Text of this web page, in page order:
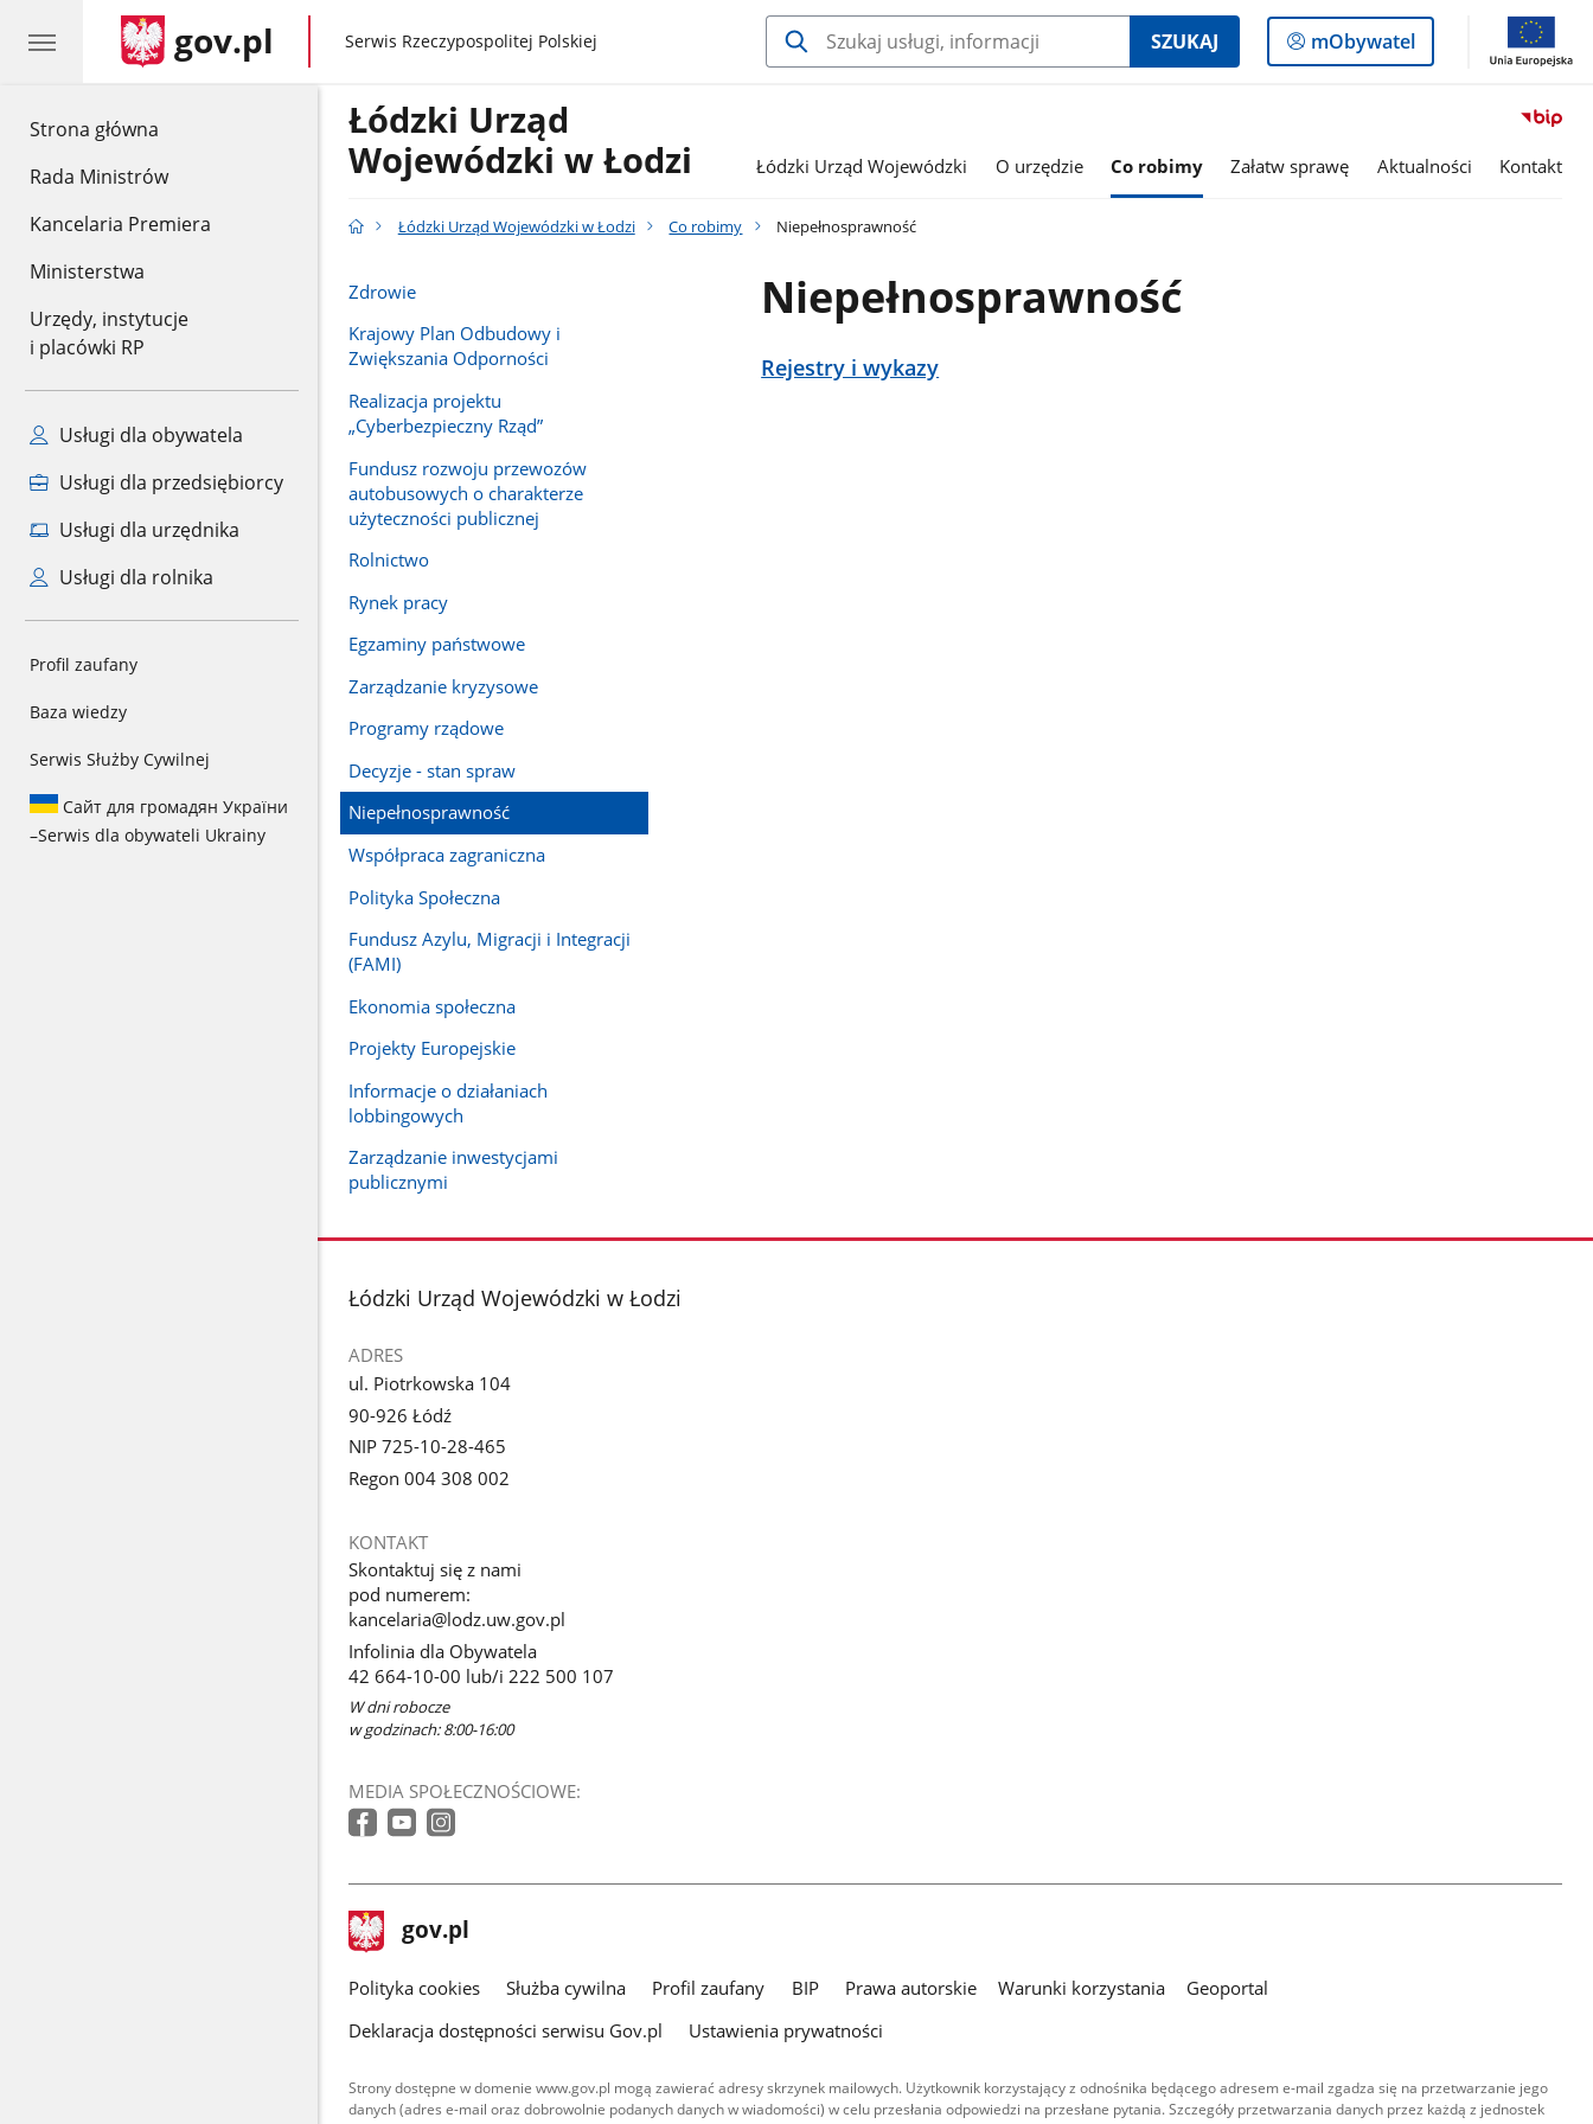
Strona główna
Rada Ministrów
Kancelaria Premiera
Ministerstwa
Urzędy, instytucje
i placówki RP
Usługi dla obywatela
Usługi dla przedsiębiorcy
Usługi dla urzędnika
Usługi dla rolnika
Profil zaufany
Baza wiedzy
Serwis Służby Cywilnej
Сайт для громадян України
–Serwis dla obywateli Ukrainy
gov.pl gov.pl
Serwis Rzeczypospolitej Polskiej SZUKAJ
Logowanie
do
mObywatel
Łódzki Urząd
Wojewódzki w Łodzi
Łódzki Urząd Wojewódzki O urzędzie Co robimy Załatw sprawę Aktualności Kontakt
Łódzki Urząd Wojewódzki w Łodzi Co robimy Niepełnosprawność
Zdrowie
Krajowy Plan Odbudowy i
Zwiększania Odporności
Realizacja projektu
„Cyberbezpieczny Rząd”
Fundusz rozwoju przewozów
autobusowych o charakterze
użyteczności publicznej
Rolnictwo
Rynek pracy
Egzaminy państwowe
Zarządzanie kryzysowe
Programy rządowe
Decyzje - stan spraw
Niepełnosprawność
Współpraca zagraniczna
Polityka Społeczna
Fundusz Azylu, Migracji i Integracji
(FAMI)
Ekonomia społeczna
Projekty Europejskie
Informacje o działaniach
lobbingowych
Zarządzanie inwestycjami
publicznymi
Niepełnosprawność
Rejestry i wykazy
stopka
Łódzki Urząd Wojewódzki w Łodzi
ADRES
ul. Piotrkowska 104
90-926 Łódź
NIP 725-10-28-465
Regon 004 308 002
KONTAKT
Skontaktuj się z nami
pod numerem:
kancelaria@lodz.uw.gov.pl
Infolinia dla Obywatela
42 664-10-00 lub/i 222 500 107
W dni robocze
w godzinach: 8:00-16:00
MEDIA SPOŁECZNOŚCIOWE:
stopka
gov.pl Strona
gov.pl
gov.pl
Polityka cookies Służba cywilna Profil zaufany BIP Prawa autorskie Warunki korzystania
Geoportal
Deklaracja dostępności serwisu Gov.pl
Ustawienia prywatności
Strony dostępne w domenie www.gov.pl mogą zawierać adresy skrzynek mailowych. Użytkownik korzystający z odnośnika będącego adresem e-mail zgadza się na przetwarzanie jego
danych (adres e-mail oraz dobrowolnie podanych danych w wiadomości) w celu przesłania odpowiedzi na przesłane pytania. Szczegóły przetwarzania danych przez każdą z jednostek